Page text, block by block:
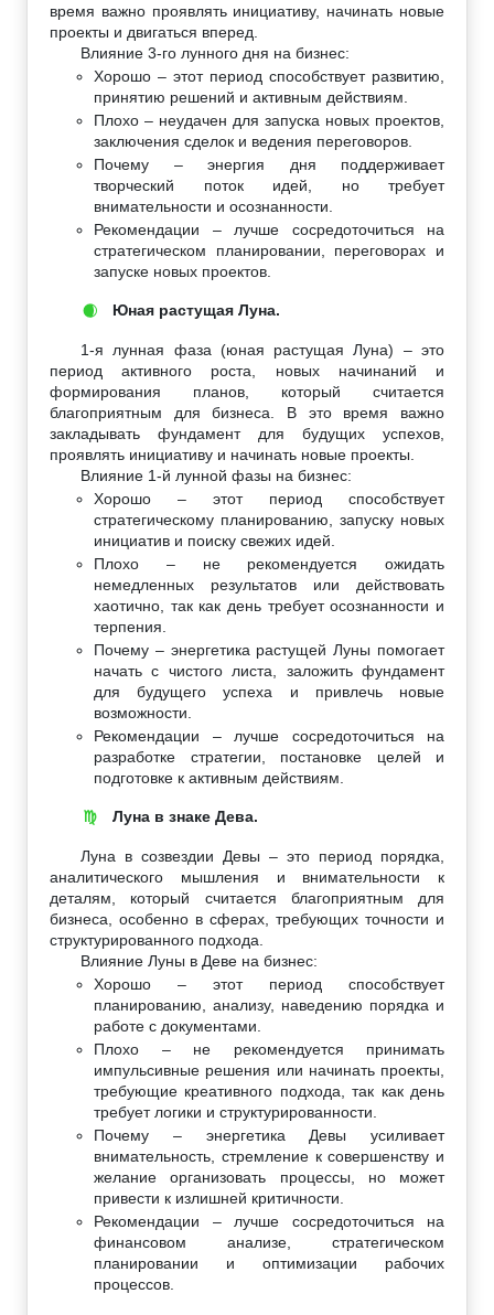
время важно проявлять инициативу, начинать новые
проекты и двигаться вперед.
Влияние 3-го лунного дня на бизнес:
Хорошо – этот период способствует развитию,
принятию решений и активным действиям.
Плохо – неудачен для запуска новых проектов,
заключения сделок и ведения переговоров.
Почему – энергия дня поддерживает
творческий поток идей, но требует
внимательности и осознанности.
Рекомендации – лучше сосредоточиться на
стратегическом планировании, переговорах и
запуске новых проектов.
🌒 Юная растущая Луна.
1-я лунная фаза (юная растущая Луна) – это
период активного роста, новых начинаний и
формирования планов, который считается
благоприятным для бизнеса. В это время важно
закладывать фундамент для будущих успехов,
проявлять инициативу и начинать новые проекты.
Влияние 1-й лунной фазы на бизнес:
Хорошо – этот период способствует
стратегическому планированию, запуску новых
инициатив и поиску свежих идей.
Плохо – не рекомендуется ожидать
немедленных результатов или действовать
хаотично, так как день требует осознанности и
терпения.
Почему – энергетика растущей Луны помогает
начать с чистого листа, заложить фундамент
для будущего успеха и привлечь новые
возможности.
Рекомендации – лучше сосредоточиться на
разработке стратегии, постановке целей и
подготовке к активным действиям.
♍ Луна в знаке Дева.
Луна в созвездии Девы – это период порядка,
аналитического мышления и внимательности к
деталям, который считается благоприятным для
бизнеса, особенно в сферах, требующих точности и
структурированного подхода.
Влияние Луны в Деве на бизнес:
Хорошо – этот период способствует
планированию, анализу, наведению порядка и
работе с документами.
Плохо – не рекомендуется принимать
импульсивные решения или начинать проекты,
требующие креативного подхода, так как день
требует логики и структурированности.
Почему – энергетика Девы усиливает
внимательность, стремление к совершенству и
желание организовать процессы, но может
привести к излишней критичности.
Рекомендации – лучше сосредоточиться на
финансовом анализе, стратегическом
планировании и оптимизации рабочих
процессов.